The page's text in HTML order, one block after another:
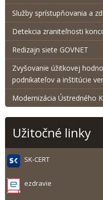
Služby sprístupňovania a
Detekcia zraniteľnosti
Redizajn siete GOVNET
Zvyšovanie úžitkovej
podnikateľov a inštitúcie
Modernizácia Ústredného
Užitočné linky
SK-CERT
ezdravie